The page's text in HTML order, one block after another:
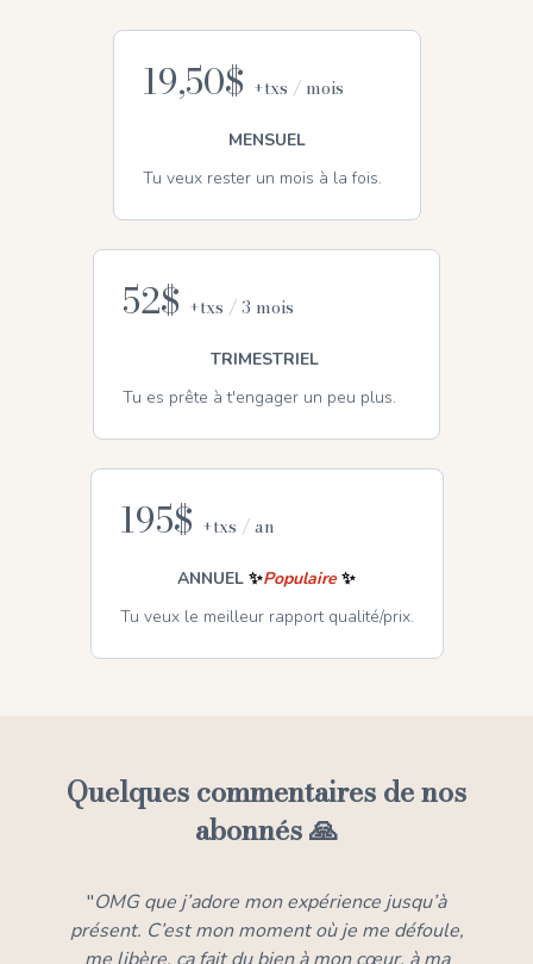
19,50$ +txs / mois
MENSUEL
Tu veux rester un mois à la fois.
52$ +txs / 3 mois
TRIMESTRIEL
Tu es prête à t'engager un peu plus.
195$ +txs / an
ANNUEL ✨Populaire ✨
Tu veux le meilleur rapport qualité/prix.
Quelques commentaires de nos
abonnés 🙏
"OMG que j’adore mon expérience jusqu’à
présent. C’est mon moment où je me défoule,